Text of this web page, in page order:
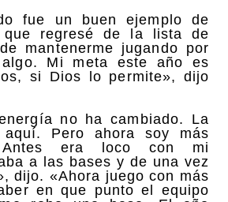
fue un buen ejemplo de
que regresé de la lista de
mantenerme jugando por
Mi meta este año es
si Dios lo permite», dijo
no ha cambiado. La
aquí. Pero ahora soy más
Antes era loco con mi
a las bases y de una vez
dijo. «Ahora juego con más
en que punto el equipo